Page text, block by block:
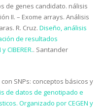
de genes candidato. nálisis
II. – Exome arrays. Análisis
R. Cruz. Diseño, análisis
de resultados
CIBERER.. Santander
SNPs: conceptos básicos y
de datos de genotipado e
Organizado por CEGEN y